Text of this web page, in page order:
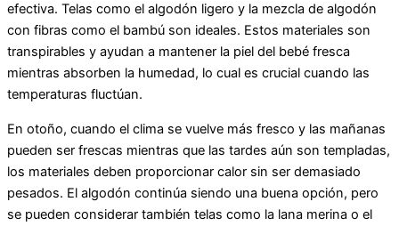
efectiva. Telas como el algodón ligero y la mezcla de algodón
con fibras como el bambú son ideales. Estos materiales son
transpirables y ayudan a mantener la piel del bebé fresca
mientras absorben la humedad, lo cual es crucial cuando las
temperaturas fluctúan.
En otoño, cuando el clima se vuelve más fresco y las mañanas
pueden ser frescas mientras que las tardes aún son templadas,
los materiales deben proporcionar calor sin ser demasiado
pesados. El algodón continúa siendo una buena opción, pero
se pueden considerar también telas como la lana merina o el